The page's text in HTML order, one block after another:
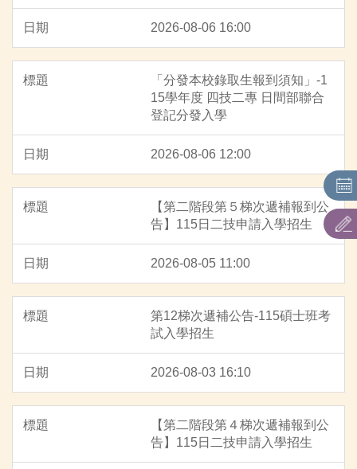
2026-08-06 16:00
「分發本校錄取生報到須知」-1
15學年度 四技二專 日間部聯合
登記分發入學
2026-08-06 12:00
【第二階段第５梯次遞補報到公
告】115日二技申請入學招生
2026-08-05 11:00
第12梯次遞補公告-115碩士班考
試入學招生
2026-08-03 16:10
【第二階段第４梯次遞補報到公
告】115日二技申請入學招生